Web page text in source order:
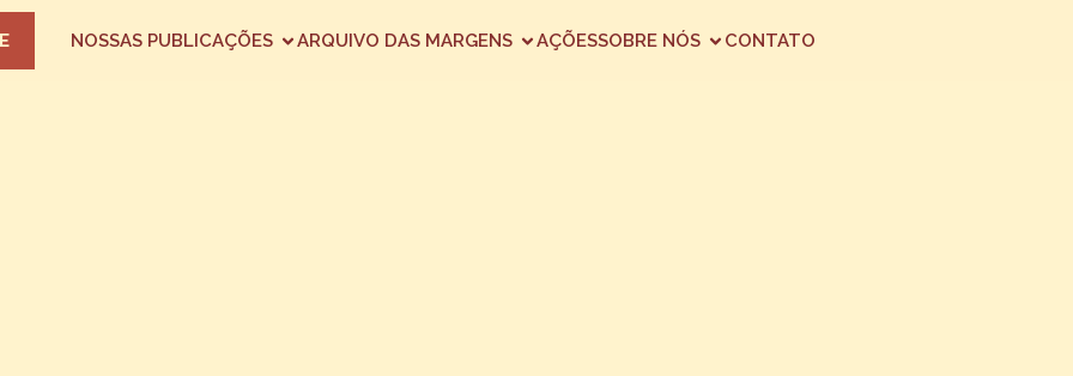
NOSSAS PUBLICAÇÕES ARQUIVO DAS MARGENS AÇÕESSOBRE NÓS CONTATO